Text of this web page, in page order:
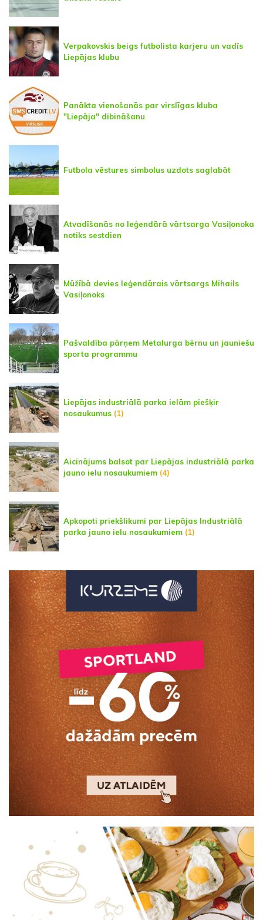
Verpakovskis beigs futbolista karjeru un vadīs
Liepājas klubu
Panākta vienošanās par virslīgas kluba
"Liepāja" dibināšanu
Futbola vēstures simbolus uzdots saglabāt
Atvadīšanās no leģendārā vārtsarga Vasiļonoka
notiks sestdien
Mūžībā devies leģendārais vārtsargs Mihails
Vasiļonoks
Pašvaldība pārņem Metalurga bērnu un jauniešu
sporta programmu
Liepājas industriālā parka ielām piešķir
nosaukumus (1)
Aicinājums balsot par Liepājas industriālā parka
jauno ielu nosaukumiem (4)
Apkopoti priekšlikumi par Liepājas Industriālā
parka jauno ielu nosaukumiem (1)